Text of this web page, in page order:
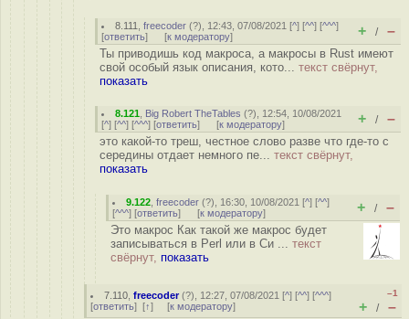
8.111 ,freecoder (?), 12:43, 07/08/2021 [^] [^^] [^^^]
[ответить] [к модератору] + / –
Ты приводишь код макроса, а макросы в Rust имеют
свой особый язык описания, кото... текст свёрнут,
показать
8.121 Big Robert TheTables (?), 12:54, 10/08/2021
[^] [^^] [^^^] [ответить] [к модератору] + / –
это какой-то треш, честное слово разве что где-то с
середины отдает немного пе... текст свёрнут,
показать
9.122 ,freecoder (?), 16:30, 10/08/2021 [^] [^^]
[^^^] [ответить] [к модератору] + / –
Это макрос Как такой же макрос будет
записываться в Perl или в Си ... текст
свёрнут, показать
7.110 ,freecoder(?), 12:27, 07/08/2021 [^] [^^] [^^^]
[ответить] [↑] [к модератору]
–1
+ / –